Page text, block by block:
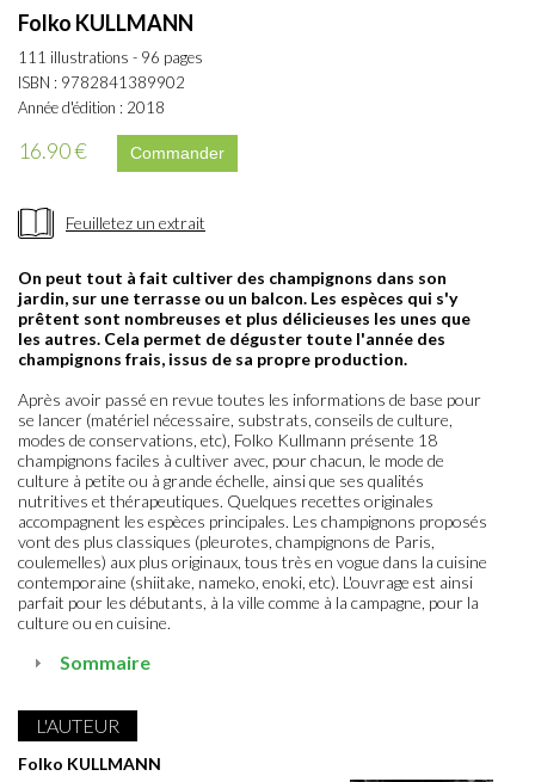
Folko KULLMANN
111 illustrations - 96 pages
ISBN : 9782841389902
Année d'édition : 2018
16.90 €
Feuilletez un extrait
On peut tout à fait cultiver des champignons dans son
jardin, sur une terrasse ou un balcon. Les espèces qui s'y
prêtent sont nombreuses et plus délicieuses les unes que
les autres. Cela permet de déguster toute l'année des
champignons frais, issus de sa propre production.
Après avoir passé en revue toutes les informations de base pour
se lancer (matériel nécessaire, substrats, conseils de culture,
modes de conservations, etc), Folko Kullmann présente 18
champignons faciles à cultiver avec, pour chacun, le mode de
culture à petite ou à grande échelle, ainsi que ses qualités
nutritives et thérapeutiques. Quelques recettes originales
accompagnent les espèces principales. Les champignons proposés
vont des plus classiques (pleurotes, champignons de Paris,
coulemelles) aux plus originaux, tous très en vogue dans la cuisine
contemporaine (shiitake, nameko, enoki, etc). L'ouvrage est ainsi
parfait pour les débutants, à la ville comme à la campagne, pour la
culture ou en cuisine.
Sommaire
L'AUTEUR
Folko KULLMANN